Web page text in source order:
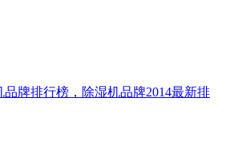
牌排行榜，除湿机品牌2014最新排